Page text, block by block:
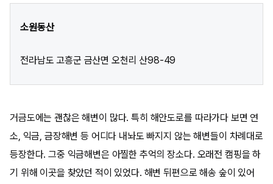
소원동산
전라남도 고흥군 금산면 오천리 산98-49
거금도에는 괜찮은 해변이 많다. 특히 해안도로를 따라가다 보면 연
소, 익금, 금장해변 등 어디다 내놔도 빠지지 않는 해변들이 차례대로
등장한다. 그중 익금해변은 아찔한 추억의 장소다. 오래전 캠핑을 하
기 위해 이곳을 찾았던 적이 있었다. 해변 뒤편으로 해송 숲이 있어